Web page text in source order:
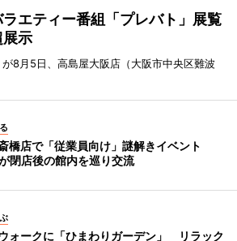
エティー番組「プレバト」展覧
示
が8月5日、高島屋大阪店（大阪市中央区難波
橋店で「従業員向け」謎解きイベント
閉店後の館内を巡り交流
ォークに「ひまわりガーデン」 リラック